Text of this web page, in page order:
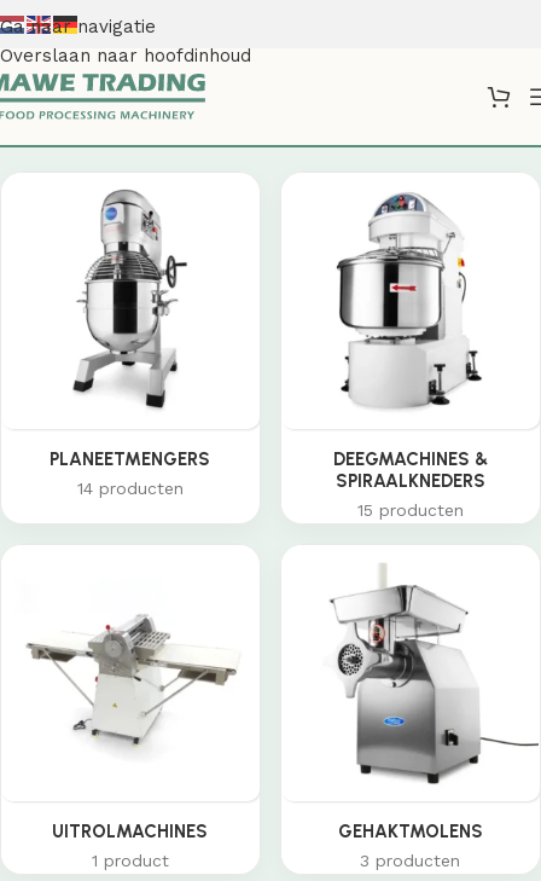
Ga naar navigatie
Overslaan naar hoofdinhoud
PLANEETMENGERS
14 producten
DEEGMACHINES &
SPIRAALKNEDERS
15 producten
UITROLMACHINES
1 product
GEHAKTMOLENS
3 producten